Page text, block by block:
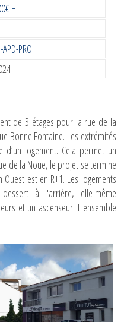
HT
PRO
de 3 étages pour la rue de la
Bonne Fontaine. Les extrémités
logement. Cela permet un
de la Noue, le projet se termine
est en R+1. Les logements
à l'arrière, elle-même
et un ascenseur. L'ensemble